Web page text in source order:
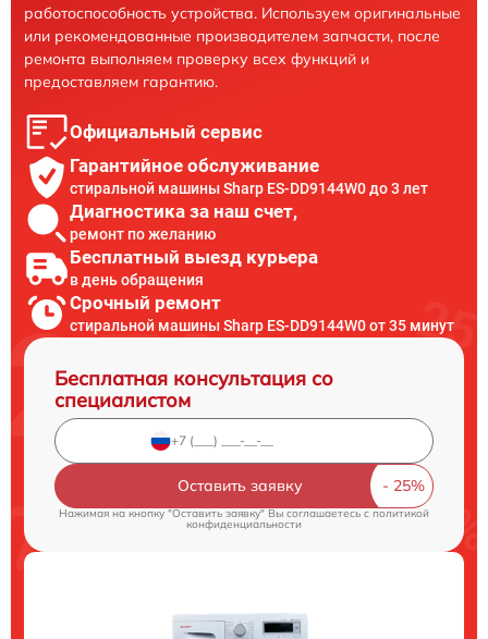
работоспособность устройства. Используем оригинальные
или рекомендованные производителем запчасти, после
ремонта выполняем проверку всех функций и
предоставляем гарантию.
Официальный сервис
Гарантийное обслуживание
стиральной машины Sharp ES-DD9144W0 до 3 лет
Диагностика за наш счет,
ремонт по желанию
Бесплатный выезд курьера
в день обращения
Срочный ремонт
стиральной машины Sharp ES-DD9144W0 от 35 минут
Бесплатная консультация со
специалистом
Оставить заявку
Нажимая на кнопку "Оставить заявку" Вы соглашаетесь cполитикой
конфиденциальности